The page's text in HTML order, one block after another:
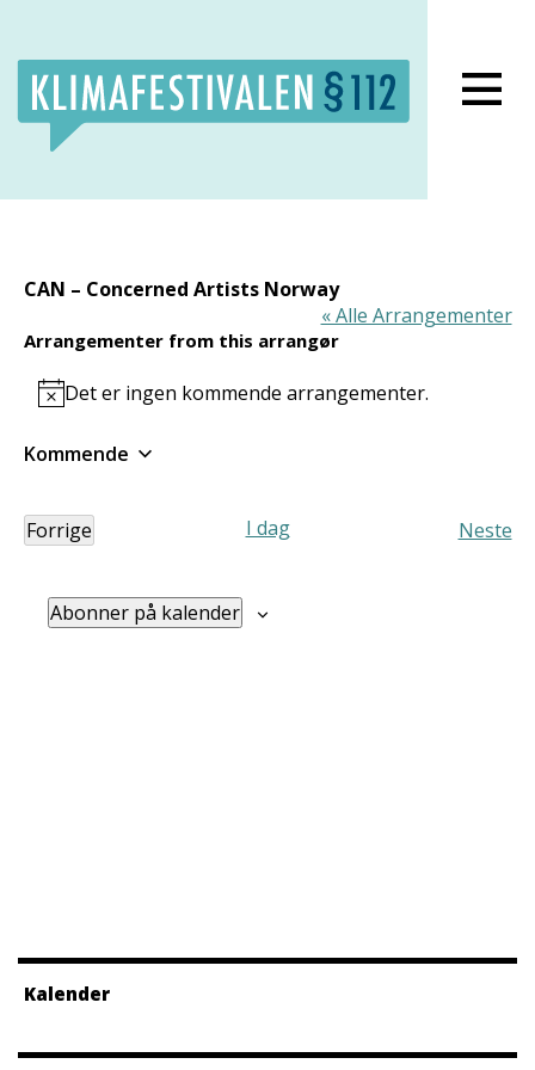
Lukk meny
CAN – Concerned Artists Norway
« Alle Arrangementer
Arrangementer from this arrangør
NoticeDet er ingen kommende arrangementer.
Kommende
Forrige
I dag
Neste
Abonner på kalender
Kalender